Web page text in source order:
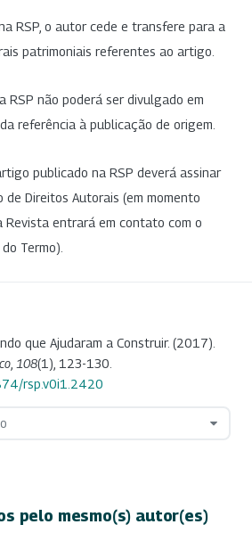
RSP, o autor cede e transfere para a
patrimoniais referentes ao artigo.
RSP não poderá ser divulgado em
referência à publicação de origem.
publicado na RSP deverá assinar
de Direitos Autorais (em momento
entrará em contato com o
Termo).
que Ajudaram a Construir. (2017).
108(1), 123-130.
rsp.v0i1.2420
pelo mesmo(s) autor(es)